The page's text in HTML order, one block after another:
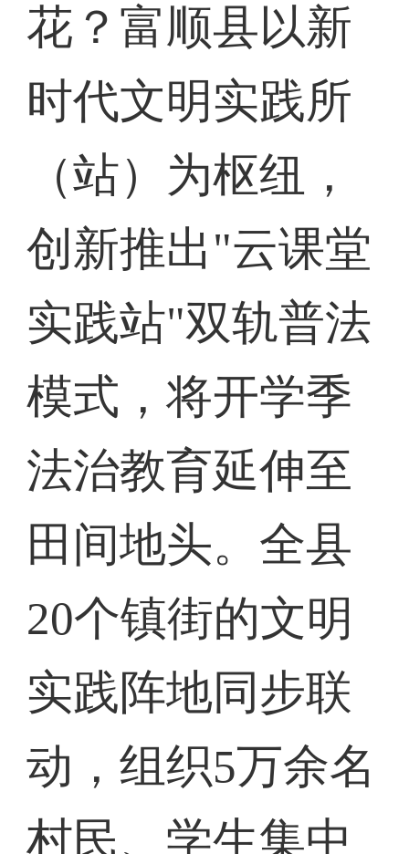
花？富顺县以新
时代文明实践所
（站）为枢纽，
创新推出"云课堂
实践站"双轨普法
模式，将开学季
法治教育延伸至
田间地头。全县
20个镇街的文明
实践阵地同步联
动，组织5万余名
村民、学生集中